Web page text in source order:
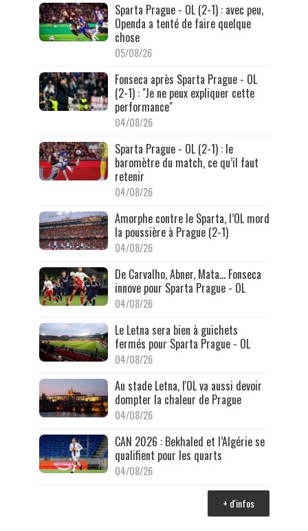
Sparta Prague - OL (2-1) : avec peu,
Openda a tenté de faire quelque
chose
05/08/26
Fonseca après Sparta Prague - OL
(2-1) : "Je ne peux expliquer cette
performance"
04/08/26
Sparta Prague - OL (2-1) : le
baromètre du match, ce qu’il faut
retenir
04/08/26
Amorphe contre le Sparta, l’OL mord
la poussière à Prague (2-1)
04/08/26
De Carvalho, Abner, Mata… Fonseca
innove pour Sparta Prague - OL
04/08/26
Le Letna sera bien à guichets
fermés pour Sparta Prague - OL
04/08/26
Au stade Letna, l'OL va aussi devoir
dompter la chaleur de Prague
04/08/26
CAN 2026 : Bekhaled et l’Algérie se
qualifient pour les quarts
04/08/26
+ d'infos